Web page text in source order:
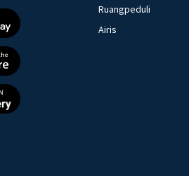
Ruangpeduli
Airis